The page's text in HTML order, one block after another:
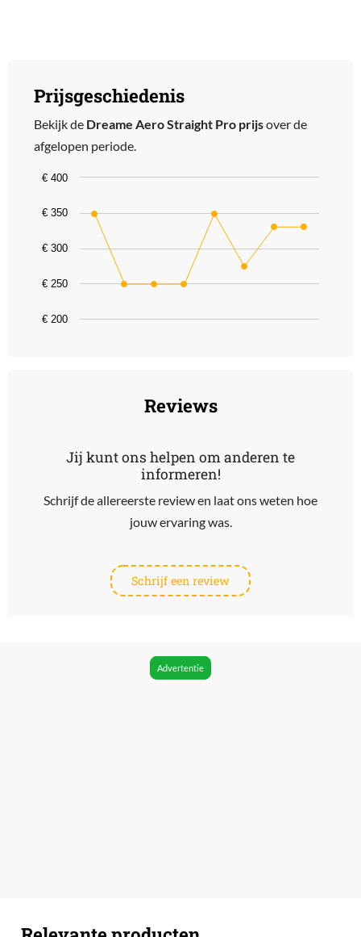
Prijsgeschiedenis
Bekijk de Dreame Aero Straight Pro prijsover de
afgelopen periode.
Chart
Line chart with 8 data points.
The chart has 1 X axis displaying categories.
The chart has 1 Y axis displaying values. Data ranges from 249 to
€ 200
€ 250
€ 300
€ 350
€ 400
Reviews
Jij kunt ons helpen om anderen te
informeren!
Schrijf de allereerste review en laat ons weten hoe
jouw ervaring was.
Schrijf een review
Advertentie